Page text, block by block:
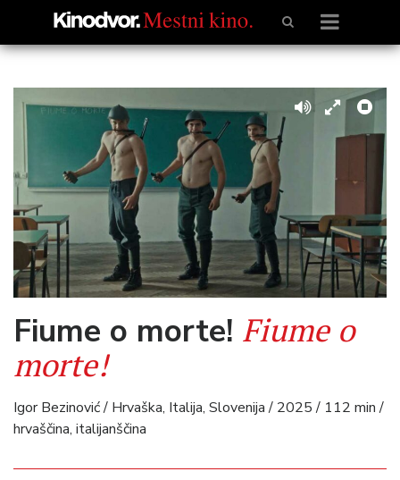
Fiume o morte! Fiume o
morte!
Igor Bezinović / Hrvaška, Italija, Slovenija / 2025 / 112 min /
hrvaščina, italijanščina